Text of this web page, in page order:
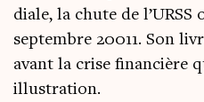
diale, la chute de l’URSS
sep­tembre 20011. Son
avant la crise finan­cière
illustration.